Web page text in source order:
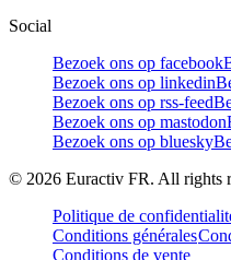
Social
Bezoek ons op facebook
Bezoek ons op linkedin
Bezoek ons op rss-feed
Bezoek ons op mastodon
Bezoek ons op bluesky
© 2026 Euractiv FR. All rights
Politique de
Conditions générales
Conditions de vente